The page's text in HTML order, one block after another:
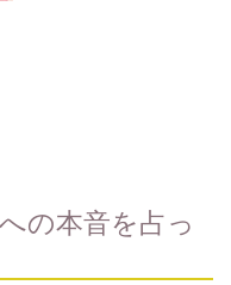
の本音を占っ